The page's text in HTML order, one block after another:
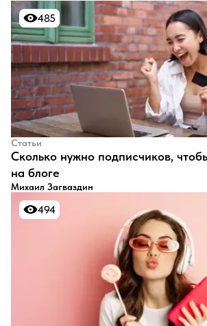
485
485
Статьи
​Сколько нужно подписчиков,
на блоге
Михаил Загваздин
494
494